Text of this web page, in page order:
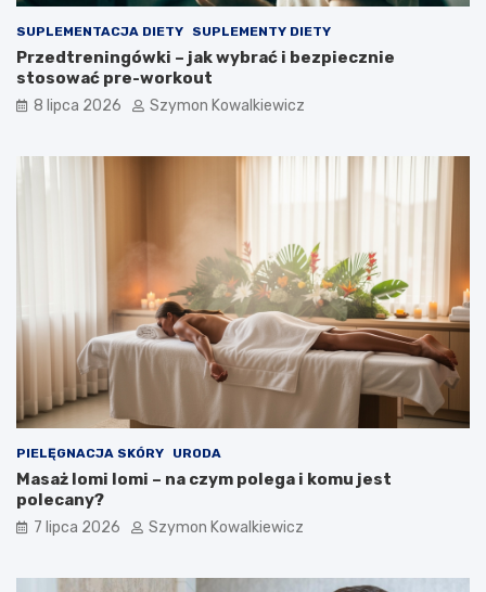
SUPLEMENTACJA DIETY SUPLEMENTY DIETY
Przedtreningówki – jak wybrać i bezpiecznie
stosować pre-workout
8 lipca 2026 Szymon Kowalkiewicz
PIELĘGNACJA SKÓRY URODA
Masaż lomi lomi – na czym polega i komu jest
polecany?
7 lipca 2026 Szymon Kowalkiewicz